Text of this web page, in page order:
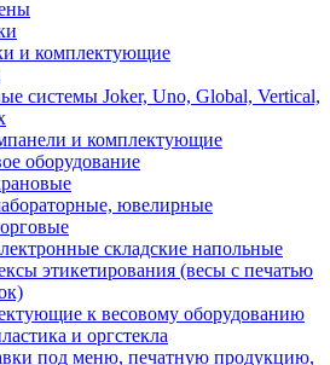
и комплектующие
системы Joker, Uno, Global, Vertical,
и комплектующие
оборудование
ювелирные
складские напольные
этикетирования (весы с печатью
к весовому оборудованию
и оргстекла
под меню, печатную продукцию,